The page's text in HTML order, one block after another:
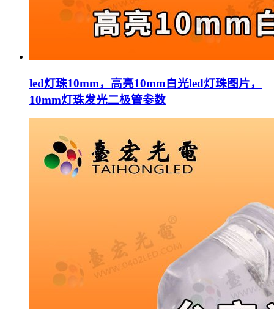
led灯珠10mm，高亮10mm白光led灯珠图片，
10mm灯珠发光二极管参数